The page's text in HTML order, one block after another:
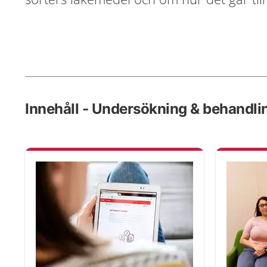
Innehåll - Undersökning &